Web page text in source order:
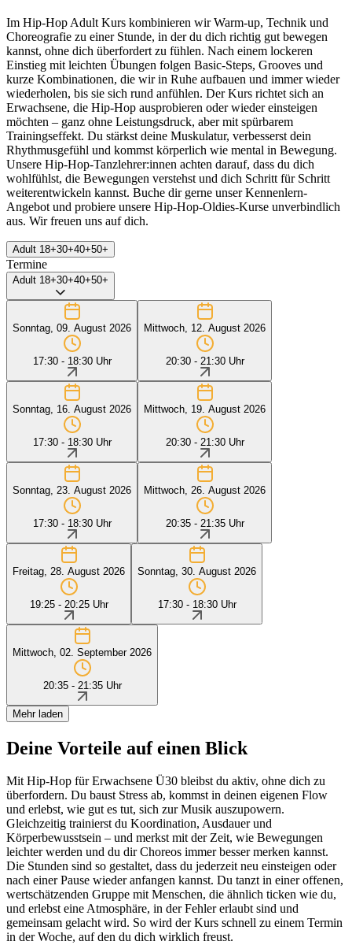
Im Hip-Hop Adult Kurs kombinieren wir Warm-up, Technik und
Choreografie zu einer Stunde, in der du dich richtig gut bewegen
kannst, ohne dich überfordert zu fühlen. Nach einem lockeren
Einstieg mit leichten Übungen folgen Basic-Steps, Grooves und
kurze Kombinationen, die wir in Ruhe aufbauen und immer wieder
wiederholen, bis sie sich rund anfühlen. Der Kurs richtet sich an
Erwachsene, die Hip-Hop ausprobieren oder wieder einsteigen
möchten – ganz ohne Leistungsdruck, aber mit spürbarem
Trainingseffekt. Du stärkst deine Muskulatur, verbesserst dein
Rhythmusgefühl und kommst körperlich wie mental in Bewegung.
Unsere Hip-Hop-Tanzlehrer:innen achten darauf, dass du dich
wohlfühlst, die Bewegungen verstehst und dich Schritt für Schritt
weiterentwickeln kannst. Buche dir gerne unser Kennenlern-
Angebot und probiere unsere Hip-Hop-Oldies-Kurse unverbindlich
aus. Wir freuen uns auf dich.
Adult 18+30+40+50+
Termine
Adult 18+30+40+50+
Sonntag, 09. August 2026
17:30 - 18:30 Uhr
Mittwoch, 12. August 2026
20:30 - 21:30 Uhr
Sonntag, 16. August 2026
17:30 - 18:30 Uhr
Mittwoch, 19. August 2026
20:30 - 21:30 Uhr
Sonntag, 23. August 2026
17:30 - 18:30 Uhr
Mittwoch, 26. August 2026
20:35 - 21:35 Uhr
Freitag, 28. August 2026
19:25 - 20:25 Uhr
Sonntag, 30. August 2026
17:30 - 18:30 Uhr
Mittwoch, 02. September 2026
20:35 - 21:35 Uhr
Mehr laden
Deine Vorteile auf einen Blick
Mit Hip-Hop für Erwachsene Ü30 bleibst du aktiv, ohne dich zu
überfordern. Du baust Stress ab, kommst in deinen eigenen Flow
und erlebst, wie gut es tut, sich zur Musik auszupowern.
Gleichzeitig trainierst du Koordination, Ausdauer und
Körperbewusstsein – und merkst mit der Zeit, wie Bewegungen
leichter werden und du dir Choreos immer besser merken kannst.
Die Stunden sind so gestaltet, dass du jederzeit neu einsteigen oder
nach einer Pause wieder anfangen kannst. Du tanzt in einer offenen,
wertschätzenden Gruppe mit Menschen, die ähnlich ticken wie du,
und erlebst eine Atmosphäre, in der Fehler erlaubt sind und
gemeinsam gelacht wird. So wird der Kurs schnell zu einem Termin
in der Woche, auf den du dich wirklich freust.